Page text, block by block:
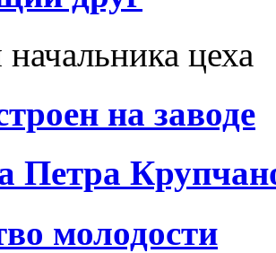
цеха
на заводе
Петра
молодости